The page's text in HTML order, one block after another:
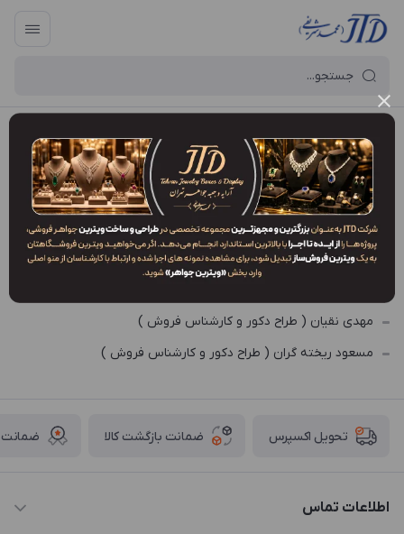
آرایه و جعبه جواهر تهران / شعب / شعبه اصفهان
شعبه اصفهان
ناصر قاسمی ( مسئول شعبه اصفهان )
مهدی نقیان ( طراح دکور و کارشناس فروش )
مسعود ریخته گران ( طراح دکور و کارشناس فروش )
تحویل اکسپرس ضمانت بازگشت کالا ضمانت
اطلاعات تماس